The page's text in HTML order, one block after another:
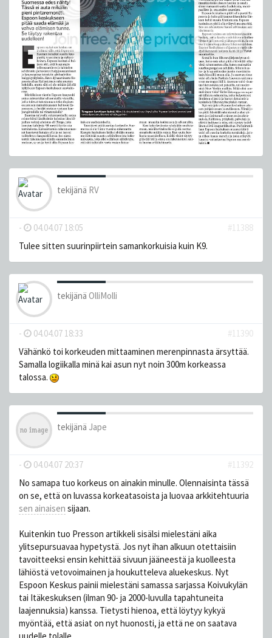
tekijänä RV
- 04.04.07 18:05
#11388
Tulee sitten suurinpiirtein samankorkuisia kuin K9.
tekijänä OlliMolli
- 04.04.07 18:33
#11390
Vähänkö toi korkeuden mittaaminen merenpinnasta ärsyttää.
Samalla logiikalla minä kai asun nyt noin 300m korkeassa
talossa.
tekijänä Jape
- 04.04.07 20:37
#11392
No samapa tuo korkeus on ainakin minulle. Olennaisinta tässä
on se, että on luvassa korkeatasoista ja luovaa arkkitehtuuria
sen ainaisen sijaan.
Kuitenkin tuo Presson artikkeli sisälsi mielestäni aika
ylitsepursuavaa hypetystä. Jos nyt ihan alkuun otettaisiin
tavoitteeksi ensin kehittää sivuun jääneestä ja kuolleesta
lähiöstä vetovoimainen ja houkutteleva aluekeskus. Nyt
Espoon Keskus painii mielestäni samassa sarjassa Koivukylän
tai Itäkeskuksen (ilman 90- ja 2000-luvulla tapahtuneita
laajennuksia) kanssa. Tietysti hienoa, että löytyy kykyä
myöntää, että asiat on nyt huonosti, ja että ne on saatava